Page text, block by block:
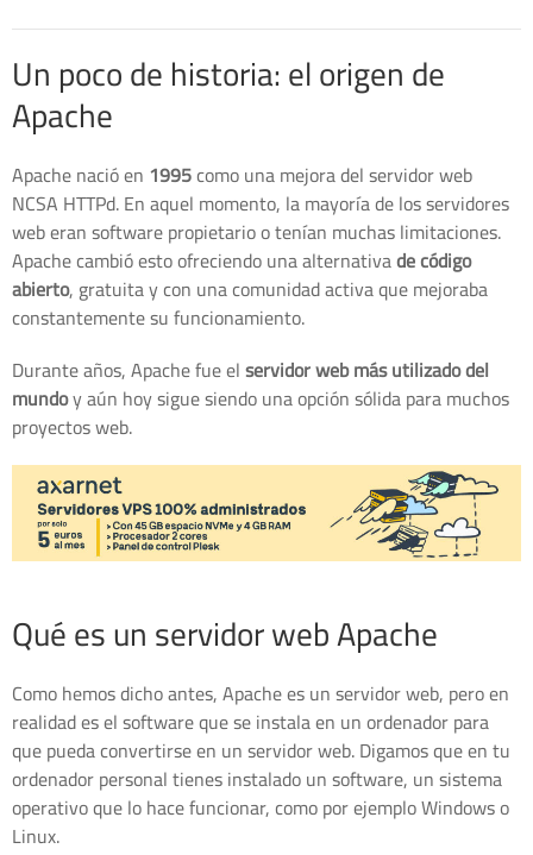
Un poco de historia: el origen de
Apache
Apache nació en 1995como una mejora del servidor web
NCSA HTTPd. En aquel momento, la mayoría de los servidores
web eran software propietario o tenían muchas limitaciones.
Apache cambió esto ofreciendo una alternativade código
abierto, gratuita y con una comunidad activa que mejoraba
constantemente su funcionamiento.
Durante años, Apache fue elservidor web más utilizado del
mundoy aún hoy sigue siendo una opción sólida para muchos
proyectos web.
Qué es un servidor web Apache
Como hemos dicho antes, Apache es un servidor web, pero en
realidad es el software que se instala en un ordenador para
que pueda convertirse en un servidor web. Digamos que en tu
ordenador personal tienes instalado un software, un sistema
operativo que lo hace funcionar, como por ejemplo Windows o
Linux.